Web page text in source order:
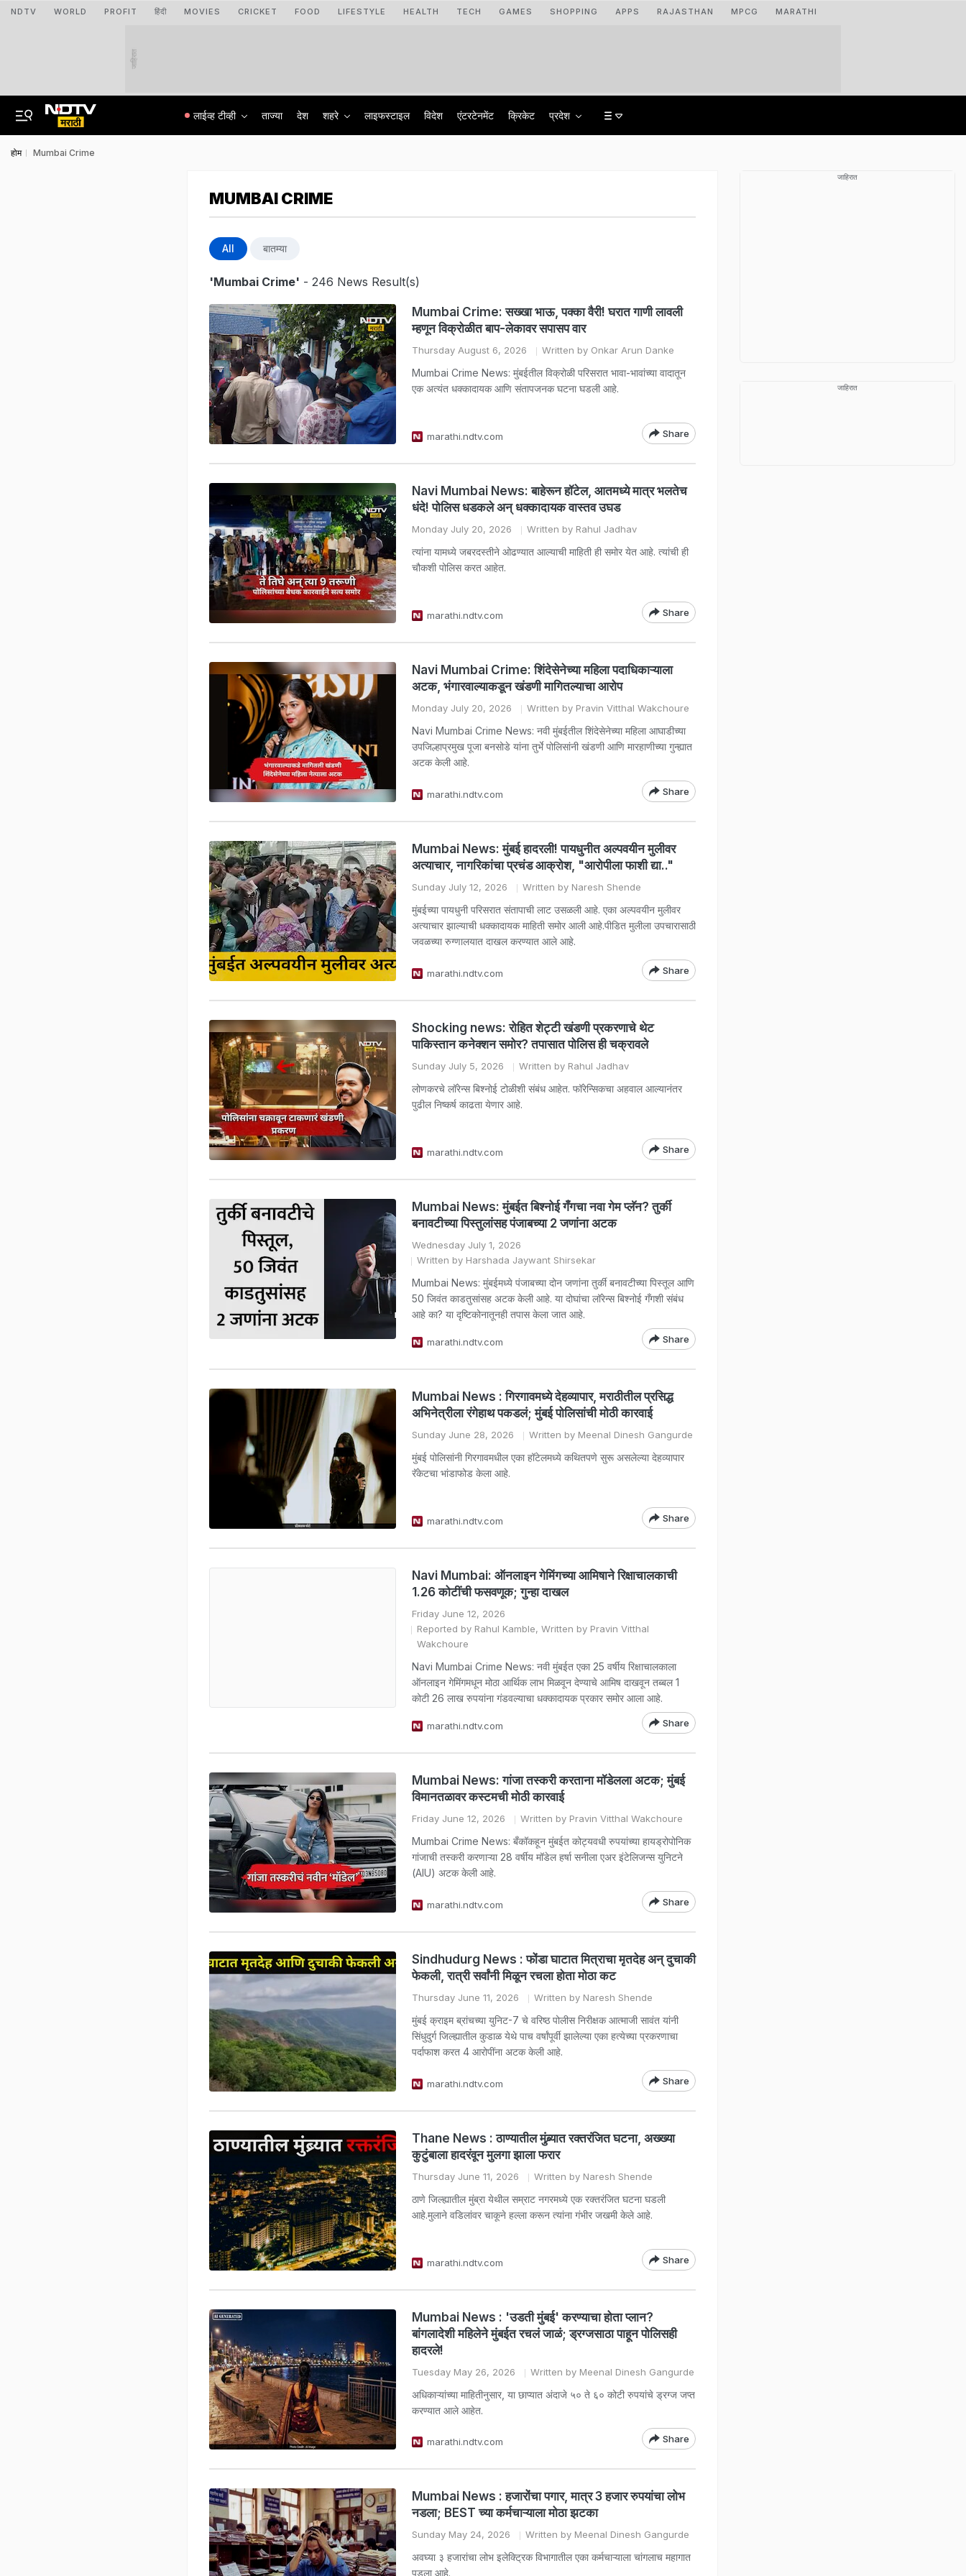
NDTV WORLD PROFIT हिंदी MOVIES CRICKET FOOD LIFESTYLE HEALTH TECH GAMES SHOPPING APPS RAJASTHAN MPCG MARATHI
जाहिरात
लाईव्ह टीव्ही ताज्या देश शहरे लाइफस्टाइल विदेश एंटरटेनमेंट क्रिकेट प्रदेश
होम Mumbai Crime
MUMBAI CRIME
All बातम्या
'Mumbai Crime' - 246 News Result(s)
Mumbai Crime: सख्खा भाऊ, पक्का वैरी! घरात गाणी लावली
म्हणून विक्रोळीत बाप-लेकावर सपासप वार
Thursday August 6, 2026 Written by Onkar Arun Danke
Mumbai Crime News: मुंबईतील विक्रोळी परिसरात भावा-भावांच्या वादातून
एक अत्यंत धक्कादायक आणि संतापजनक घटना घडली आहे.
marathi.ndtv.com Share
Navi Mumbai News: बाहेरून हॉटेल, आतमध्ये मात्र भलतेच
धंदे! पोलिस धडकले अन् धक्कादायक वास्तव उघड
Monday July 20, 2026 Written by Rahul Jadhav
त्यांना यामध्ये जबरदस्तीने ओढण्यात आल्याची माहिती ही समोर येत आहे. त्यांची ही
चौकशी पोलिस करत आहेत.
marathi.ndtv.com Share
Navi Mumbai Crime: शिंदेसेनेच्या महिला पदाधिकाऱ्याला
अटक, भंगारवाल्याकडून खंडणी मागितल्याचा आरोप
Monday July 20, 2026 Written by Pravin Vitthal Wakchoure
Navi Mumbai Crime News: नवी मुंबईतील शिंदेसेनेच्या महिला आघाडीच्या
उपजिल्हाप्रमुख पूजा बनसोडे यांना तुर्भे पोलिसांनी खंडणी आणि मारहाणीच्या गुन्ह्यात
अटक केली आहे.
marathi.ndtv.com Share
Mumbai News: मुंबई हादरली! पायधुनीत अल्पवयीन मुलीवर
अत्याचार, नागरिकांचा प्रचंड आक्रोश, "आरोपीला फाशी द्या.."
Sunday July 12, 2026 Written by Naresh Shende
मुंबईच्या पायधुनी परिसरात संतापाची लाट उसळली आहे. एका अल्पवयीन मुलीवर
अत्याचार झाल्याची धक्कादायक माहिती समोर आली आहे.पीडित मुलीला उपचारासाठी
जवळच्या रुग्णालयात दाखल करण्यात आले आहे.
marathi.ndtv.com Share
Shocking news: रोहित शेट्टी खंडणी प्रकरणाचे थेट
पाकिस्तान कनेक्शन समोर? तपासात पोलिस ही चक्रावले
Sunday July 5, 2026 Written by Rahul Jadhav
लोणकरचे लॉरेन्स बिश्नोई टोळीशी संबंध आहेत. फॉरेन्सिकचा अहवाल आल्यानंतर
पुढील निष्कर्ष काढता येणार आहे.
marathi.ndtv.com Share
Mumbai News: मुंबईत बिश्नोई गँगचा नवा गेम प्लॅन? तुर्की
बनावटीच्या पिस्तुलांसह पंजाबच्या 2 जणांना अटक
Wednesday July 1, 2026
Written by Harshada Jaywant Shirsekar
Mumbai News: मुंबईमध्ये पंजाबच्या दोन जणांना तुर्की बनावटीच्या पिस्तूल आणि
50 जिवंत काडतुसांसह अटक केली आहे. या दोघांचा लॉरेन्स बिश्नोई गँगशी संबंध
आहे का? या दृष्टिकोनातूनही तपास केला जात आहे.
marathi.ndtv.com Share
Mumbai News : गिरगावमध्ये देहव्यापार, मराठीतील प्रसिद्ध
अभिनेत्रीला रंगेहाथ पकडलं; मुंबई पोलिसांची मोठी कारवाई
Sunday June 28, 2026 Written by Meenal Dinesh Gangurde
मुंबई पोलिसांनी गिरगावमधील एका हॉटेलमध्ये कथितपणे सुरू असलेल्या देहव्यापार
रॅकेटचा भांडाफोड केला आहे.
marathi.ndtv.com Share
Navi Mumbai: ऑनलाइन गेमिंगच्या आमिषाने रिक्षाचालकाची
1.26 कोटींची फसवणूक; गुन्हा दाखल
Friday June 12, 2026
Reported by Rahul Kamble, Written by Pravin Vitthal
Wakchoure
Navi Mumbai Crime News: नवी मुंबईत एका 25 वर्षीय रिक्षाचालकाला
ऑनलाइन गेमिंगमधून मोठा आर्थिक लाभ मिळवून देण्याचे आमिष दाखवून तब्बल 1
कोटी 26 लाख रुपयांना गंडवल्याचा धक्कादायक प्रकार समोर आला आहे.
marathi.ndtv.com Share
Mumbai News: गांजा तस्करी करताना मॉडेलला अटक; मुंबई
विमानतळावर कस्टमची मोठी कारवाई
Friday June 12, 2026 Written by Pravin Vitthal Wakchoure
Mumbai Crime News: बँकॉकहून मुंबईत कोट्यवधी रुपयांच्या हायड्रोपोनिक
गांजाची तस्करी करणाऱ्या 28 वर्षीय मॉडेल हर्षा सनीला एअर इंटेलिजन्स युनिटने
(AIU) अटक केली आहे.
marathi.ndtv.com Share
Sindhudurg News : फोंडा घाटात मित्राचा मृतदेह अन् दुचाकी
फेकली, रात्री सर्वांनी मिळून रचला होता मोठा कट
Thursday June 11, 2026 Written by Naresh Shende
मुंबई क्राइम ब्रांचच्या युनिट-7 चे वरिष्ठ पोलीस निरीक्षक आत्माजी सावंत यांनी
सिंधुदुर्ग जिल्ह्यातील कुडाळ येथे पाच वर्षांपूर्वी झालेल्या एका हत्येच्या प्रकरणाचा
पर्दाफाश करत 4 आरोपींना अटक केली आहे.
marathi.ndtv.com Share
Thane News : ठाण्यातील मुंब्र्यात रक्तरंजित घटना, अख्ख्या
कुटुंबाला हादरंवून मुलगा झाला फरार
Thursday June 11, 2026 Written by Naresh Shende
ठाणे जिल्ह्यातील मुंब्रा येथील सम्राट नगरमध्ये एक रक्तरंजित घटना घडली
आहे.मुलाने वडिलांवर चाकूने हल्ला करून त्यांना गंभीर जखमी केले आहे.
marathi.ndtv.com Share
Mumbai News : 'उडती मुंबई' करण्याचा होता प्लान?
बांगलादेशी महिलेने मुंबईत रचलं जाळं; ड्रग्जसाठा पाहून पोलिसही
हादरले!
Tuesday May 26, 2026 Written by Meenal Dinesh Gangurde
अधिकाऱ्यांच्या माहितीनुसार, या छाप्यात अंदाजे ५० ते ६० कोटी रुपयांचे ड्रग्ज जप्त
करण्यात आले आहेत.
marathi.ndtv.com Share
Mumbai News : हजारोंचा पगार, मात्र 3 हजार रुपयांचा लोभ
नडला; BEST च्या कर्मचाऱ्याला मोठा झटका
Sunday May 24, 2026 Written by Meenal Dinesh Gangurde
अवघ्या ३ हजारांचा लोभ इलेक्ट्रिक विभागातील एका कर्मचाऱ्याला चांगलाच महागात
पडला आहे.
जाहिरात
जाहिरात